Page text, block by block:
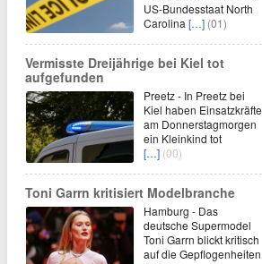
US-Bundesstaat North
Carolina […] (01)
Vermisste Dreijährige bei Kiel tot
aufgefunden
Preetz - In Preetz bei
Kiel haben Einsatzkräfte
am Donnerstagmorgen
ein Kleinkind tot
[…] (00)
Toni Garrn kritisiert Modelbranche
Hamburg - Das
deutsche Supermodel
Toni Garrn blickt kritisch
auf die Gepflogenheiten